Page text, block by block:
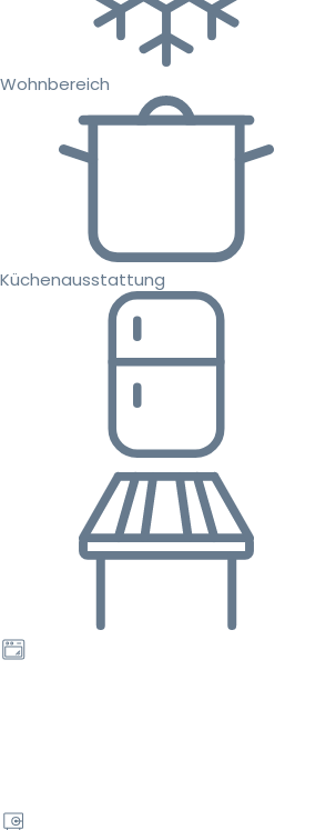
Wohnbereich
Küchenausstattung